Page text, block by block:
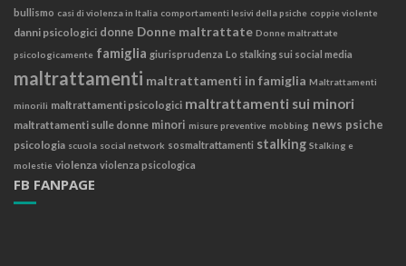
bullismo casi di violenza in Italia comportamenti lesivi della psiche coppie violente
danni psicologici donne Donne maltrattate Donne maltrattate
psicologicamente famiglia giurisprudenza Lo stalking sui social media
maltrattamenti maltrattamenti in famiglia Maltrattamenti
minorili maltrattamenti psicologici maltrattamenti sui minori
maltrattamenti sulle donne minori misure preventive mobbing news psiche
psicologia scuola social network sosmaltrattamenti stalking Stalking e
molestie violenza violenza psicologica
FB FANPAGE